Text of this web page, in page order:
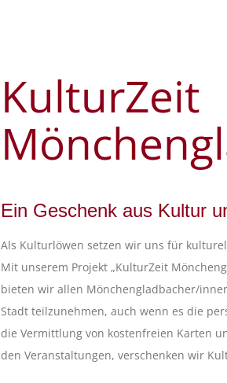
KulturZeit
Ein Geschenk aus Kultur
Als Kulturlöwen setzen wir uns für
Mit unserem Projekt „KulturZeit
bieten wir allen Mönchengladbacher/
Stadt teilzunehmen, auch wenn es die
die Vermittlung von kostenfreien Karten
den Veranstaltungen, verschenken wir